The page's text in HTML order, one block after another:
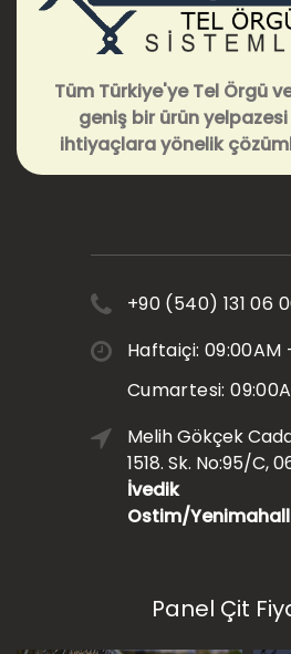
Tüm Türkiye'ye Tel Örgü
geniş bir ürün
ihtiyaçlara yönelik
+90 (540) 131 06
Haftaiçi: 09:00AM
Cumartesi:
Melih Gökçek
1518. Sk. No:95/C,
İvedik
Ostim/
Panel Çit